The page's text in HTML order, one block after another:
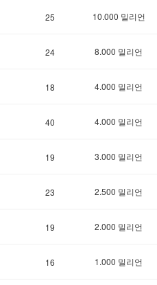
25 10.000 밀리언
24 8.000 밀리언
18 4.000 밀리언
40 4.000 밀리언
19 3.000 밀리언
23 2.500 밀리언
19 2.000 밀리언
16 1.000 밀리언